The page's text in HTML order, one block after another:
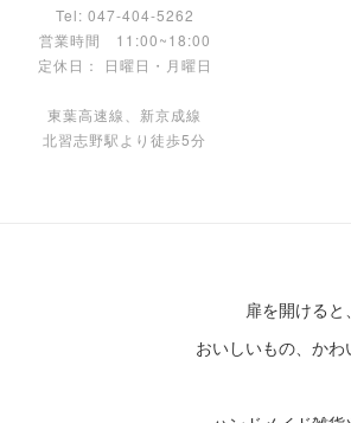
Tel: 047-404-5262
営業時間 11:00~18:00
定休日： 日曜日・月曜日
東葉高速線、新京成線
北習志野駅より徒歩5分
扉を開けると
おいしいもの、かわ